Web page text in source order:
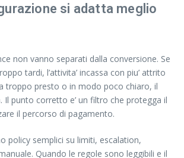
si adatta meglio
non vanno separati dalla conversione. Se
tardi, l’attivita’ incassa con piu’ attrito
troppo presto o in modo poco chiaro, il
Il punto corretto e’ un filtro che protegga il
il percorso di pagamento.
policy semplici su limiti, escalation,
Quando le regole sono leggibili e il